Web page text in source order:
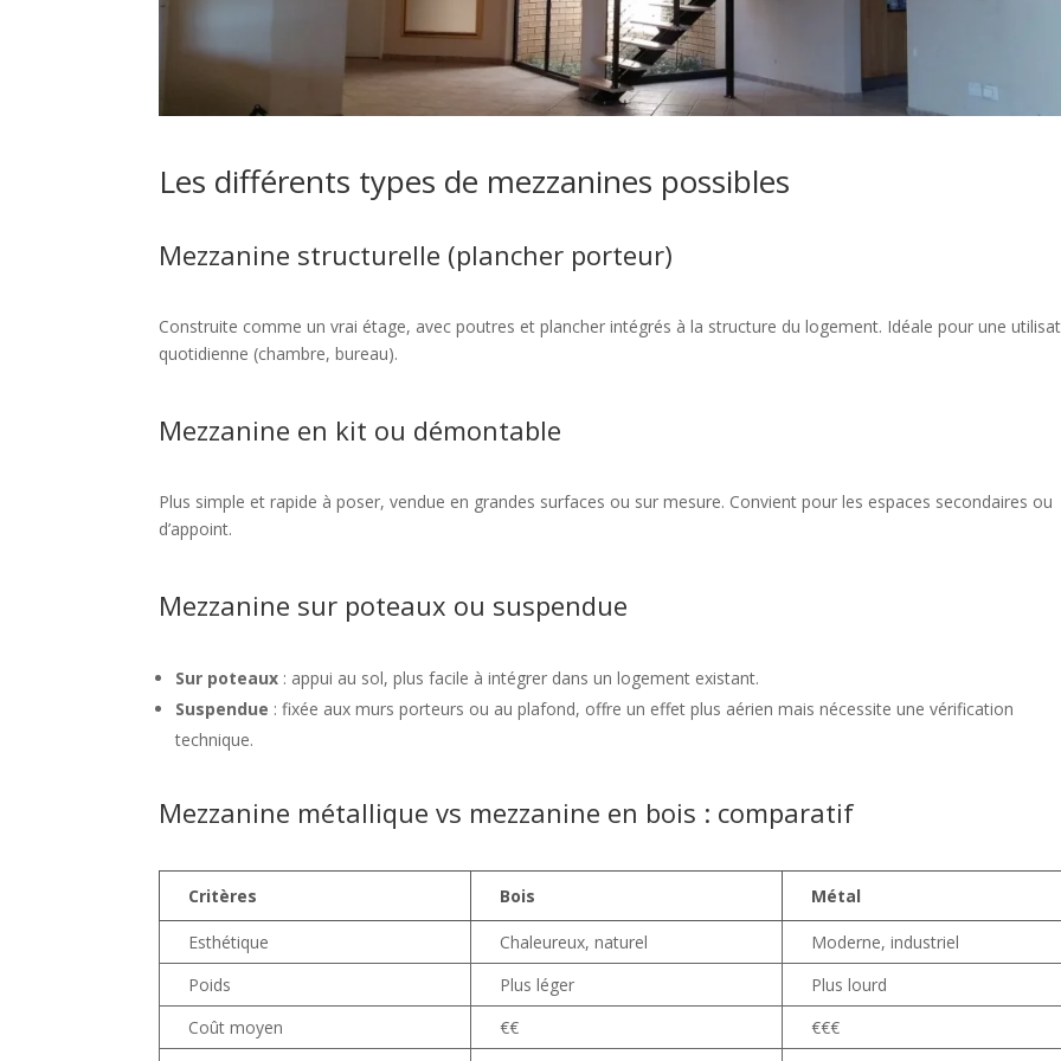
Les différents types de mezzanines possibles
Mezzanine structurelle (plancher porteur)
Construite comme un vrai étage, avec poutres et plancher intégrés à la structure du logement. Idéale pour une
quotidienne (chambre, bureau).
Mezzanine en kit ou démontable
Plus simple et rapide à poser, vendue en grandes surfaces ou sur mesure. Convient pour les espaces secondaires ou
d’appoint.
Mezzanine sur poteaux ou suspendue
Sur poteaux : appui au sol, plus facile à intégrer dans un logement existant.
Suspendue : fixée aux murs porteurs ou au plafond, offre un effet plus aérien mais nécessite une vérification
technique.
Mezzanine métallique vs mezzanine en bois : comparatif
Critères Bois Métal
Esthétique Chaleureux, naturel
Moderne, industriel
Poids
Plus léger
Plus lourd
Coût moyen
€€
€€€